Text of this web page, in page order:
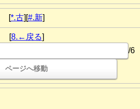
[*.古][#.新]
[8.←戻る]
/6